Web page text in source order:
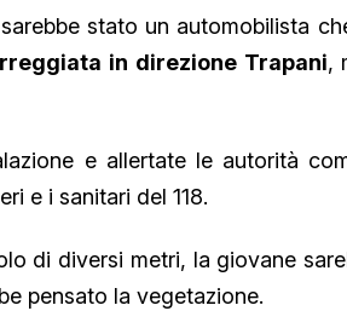
stato un automobilista
in direzione Trapani,
e allertate le autorità
e i sanitari del 118.
di diversi metri, la giovane
pensato la vegetazione.